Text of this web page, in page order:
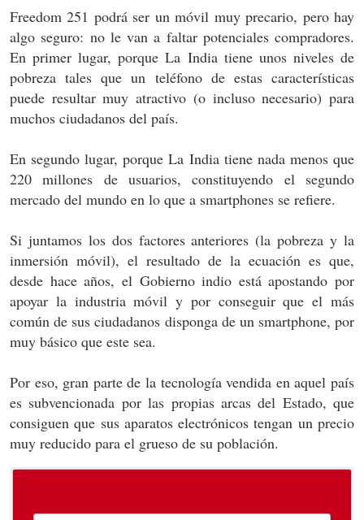
Freedom 251 podrá ser un móvil muy precario, pero hay
algo seguro: no le van a faltar potenciales compradores.
En primer lugar, porque La India tiene unos niveles de
pobreza tales que un teléfono de estas características
puede resultar muy atractivo (o incluso necesario) para
muchos ciudadanos del país.
En segundo lugar, porque La India tiene nada menos que
220 millones de usuarios, constituyendo el segundo
mercado del mundo en lo que a smartphones se refiere.
Si juntamos los dos factores anteriores (la pobreza y la
inmersión móvil), el resultado de la ecuación es que,
desde hace años, el Gobierno indio está apostando por
apoyar la industria móvil y por conseguir que el más
común de sus ciudadanos disponga de un smartphone, por
muy básico que este sea.
Por eso, gran parte de la tecnología vendida en aquel país
es subvencionada por las propias arcas del Estado, que
consiguen que sus aparatos electrónicos tengan un precio
muy reducido para el grueso de su población.